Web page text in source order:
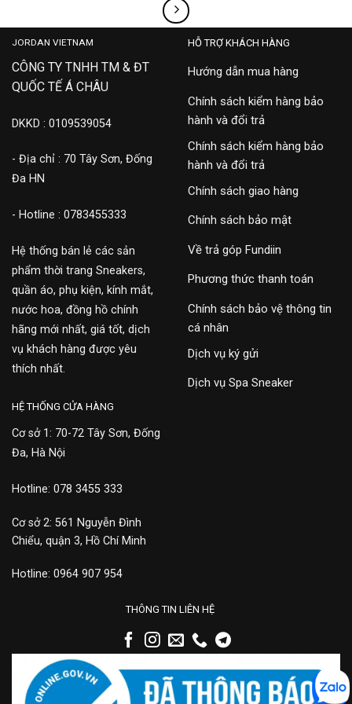
JORDAN VIETNAM
CÔNG TY TNHH TM & ĐT
QUỐC TẾ Á CHÂU
DKKD : 0109539054
- Địa chỉ : 70 Tây Sơn, Đống
Đa HN
- Hotline : 0783455333
Hệ thống bán lẻ các sản
phẩm thời trang Sneakers,
quần áo, phụ kiện, kính mắt,
nước hoa, đồng hồ chính
hãng mới nhất, giá tốt, dịch
vụ khách hàng được yêu
thích nhất.
HỖ TRỢ KHÁCH HÀNG
Hướng dẫn mua hàng
Chính sách kiểm hàng bảo
hành và đổi trả
Chính sách kiểm hàng bảo
hành và đổi trả
Chính sách giao hàng
Chính sách bảo mật
Về trả góp Fundiin
Phương thức thanh toán
Chính sách bảo vệ thông tin
cá nhân
Dịch vụ ký gửi
Dịch vụ Spa Sneaker
HỆ THỐNG CỬA HÀNG
Cơ sở 1: 70-72 Tây Sơn, Đống
Đa, Hà Nội
Hotline: 078 3455 333
Cơ sở 2: 561 Nguyễn Đình
Chiểu, quận 3, Hồ Chí Minh
Hotline: 0964 907 954
THÔNG TIN LIÊN HỆ